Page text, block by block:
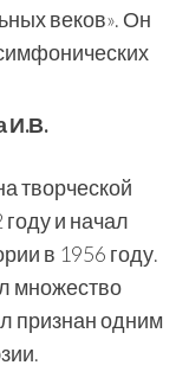
веков». Он
И.В.
творческой
и начал
в 1956 году.
множество
признан одним